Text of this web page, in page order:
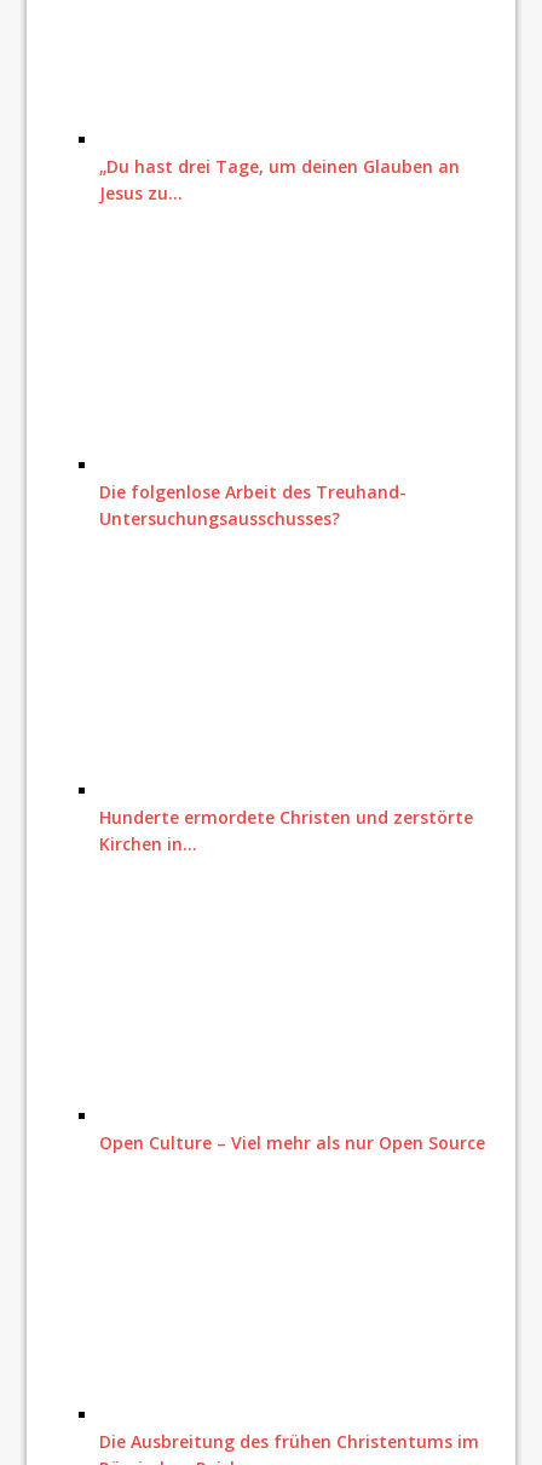
„Du hast drei Tage, um deinen Glauben an
Jesus zu…
Die folgenlose Arbeit des Treuhand-
Untersuchungsausschusses?
Hunderte ermordete Christen und zerstörte
Kirchen in…
Open Culture – Viel mehr als nur Open Source
Die Ausbreitung des frühen Christentums im